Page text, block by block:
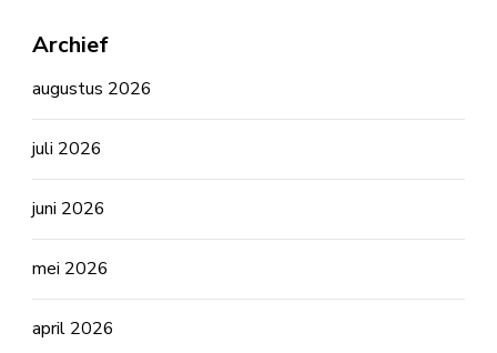
Archief
augustus 2026
juli 2026
juni 2026
mei 2026
april 2026